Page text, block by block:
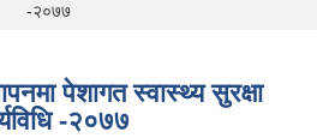
-२०७७
पेशागत स्वास्थ्य सुरक्षा
-२०७७